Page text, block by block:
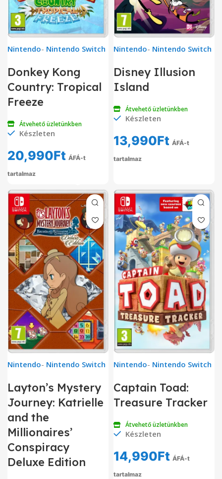
Nintendo- Nintendo Switch
Donkey Kong
Country: Tropical
Freeze
Átvehető üzletünkben
Készleten
20,990Ft ÁFÁ-t
tartalmaz
Nintendo- Nintendo Switch
Disney Illusion
Island
Átvehető üzletünkben
Készleten
13,990Ft ÁFÁ-t
tartalmaz
Nintendo- Nintendo Switch
Layton’s Mystery
Journey: Katrielle
and the
Millionaires’
Conspiracy
Deluxe Edition
Nintendo- Nintendo Switch
Captain Toad:
Treasure Tracker
Átvehető üzletünkben
Készleten
14,990Ft ÁFÁ-t
tartalmaz